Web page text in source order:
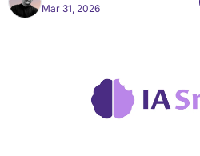
Mar 31, 2026